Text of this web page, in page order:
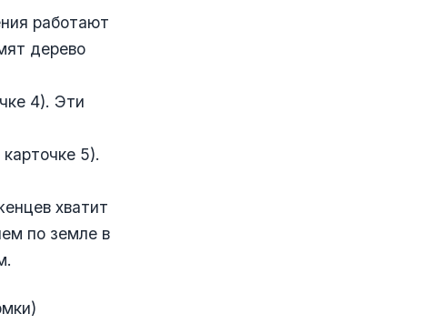
работают
дерево
4). Эти
5).
хватит
по земле в